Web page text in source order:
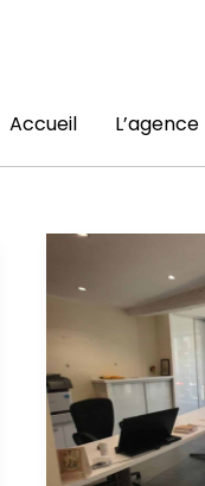
Accueil L’agence